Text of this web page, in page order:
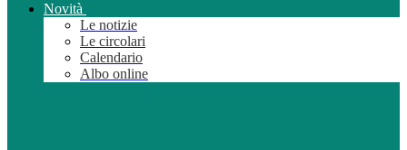
Novità
Le notizie
Le circolari
Calendario
Albo online